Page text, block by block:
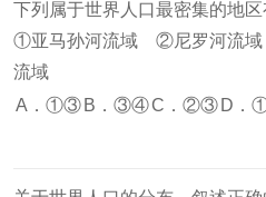
下列属于世界人口最密集的地区
①亚马孙河流域 ②尼罗河流
流域
A．①③ B．③④C．②③ D．